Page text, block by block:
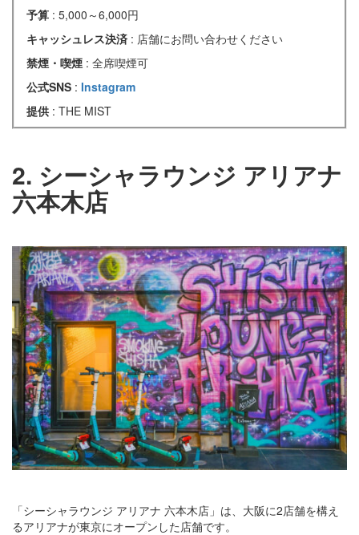
予算 : 5,000～6,000円
キャッシュレス決済 : 店舗にお問い合わせください
禁煙・喫煙 : 全席喫煙可
公式SNS : Instagram
提供 : THE MIST
2. シーシャラウンジ アリアナ
六本木店
「シーシャラウンジ アリアナ 六本木店」は、大阪に2店舗を構え
るアリアナが東京にオープンした店舗です。